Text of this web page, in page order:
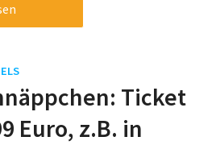
Ticket
Euro, z.B. in